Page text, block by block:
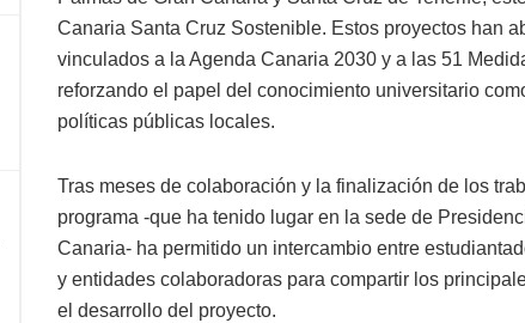
Canaria Santa Cruz Sostenible. Estos proyectos han
vinculados a la Agenda Canaria 2030 y a las 51
reforzando el papel del conocimiento universitario
políticas públicas locales.
Tras meses de colaboración y la finalización de los
programa -que ha tenido lugar en la sede de
Canaria- ha permitido un intercambio entre
y entidades colaboradoras para compartir los
el desarrollo del proyecto.